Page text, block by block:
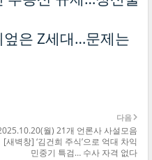
은 Z세대…문제는
다음
월) 21개 언론사 사설모음
[새벽창] ‘김건희 주식’으로 억대 차익
민중기 특검… 수사 자격 없다